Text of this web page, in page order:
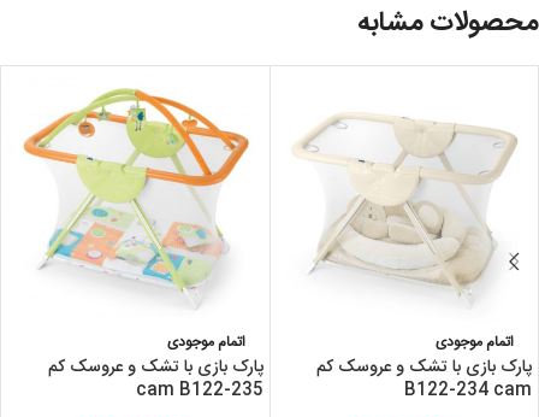
محصولات مشابه
اتمام موجودی
پارک بازی با تشک و عروسک کم
B122-234 cam
اتمام موجودی
پارک بازی با تشک و عروسک کم
cam B122-235